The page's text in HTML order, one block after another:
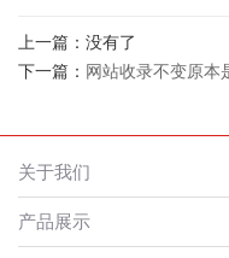
上一篇：没有了
下一篇： 网站收录不变原本
关于我们
产品展示